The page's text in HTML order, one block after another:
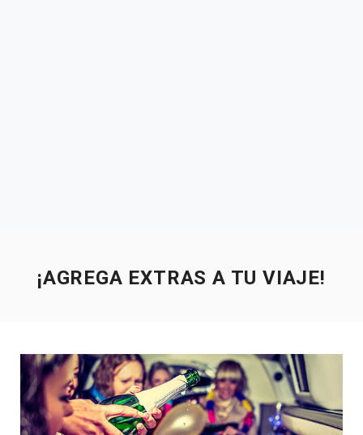
¡AGREGA EXTRAS A TU VIAJE!